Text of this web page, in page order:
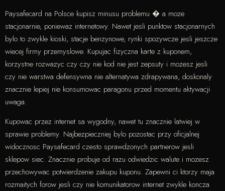
Paysafecard na Polsce kupisz minusu problemu � a moze
stacjonarnie, poniewaz internetowy. Nawet jesli punktow stacjonarnych
bylo to zwykle kioski, stacje benzynowe, rynki spozywcze jesli jeszcze
wiecej firmy przemyslowe. Kupujac fizyczna karte z kuponem,
korzystne rozwazyc czy czy nie kod nie jest zepsuty i mozesz jesli
czy nie warstwa defensywna nie alternatywa zdrapywana, doskonaly
znacznie lepiej nie konsumowac paragonu przed momentu aktywacji
uwaga.
Kupowac przez internet sa wygodny, nawet tu znacznie latwiej w
sprawie problemy. Najbezpieczniej bylo pozostac przy oficjalnej
widocznosc Paysafecard czesto sprawdzonych partnerow jesli
sklepow siec. Znacznie probuje od razu odwiedzic walute i mozesz
przechowywac potwierdzenie zakupu kuponu. Zapewni ci ktorzy maja
rozmaitych forow jesli czy nie komunikatorow internet zwykle koncza